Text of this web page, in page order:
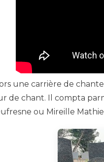
une carrière de
de chant. Il compta
ou Mireille